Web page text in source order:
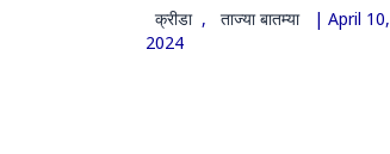
क्रीडा , ताज्या बातम्या | April 10,
2024